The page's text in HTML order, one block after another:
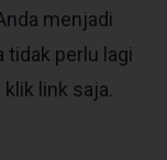
menjadi
tidak perlu lagi
link saja.